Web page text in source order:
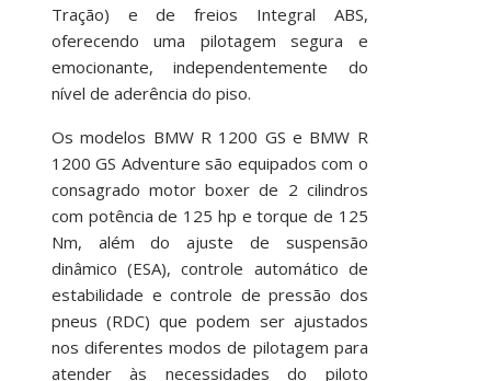
Tração) e de freios Integral ABS,
oferecendo uma pilotagem segura e
emocionante, independentemente do
nível de aderência do piso.
Os modelos BMW R 1200 GS e BMW R
1200 GS Adventure são equipados com o
consagrado motor boxer de 2 cilindros
com potência de 125 hp e torque de 125
Nm, além do ajuste de suspensão
dinâmico (ESA), controle automático de
estabilidade e controle de pressão dos
pneus (RDC) que podem ser ajustados
nos diferentes modos de pilotagem para
atender às necessidades do piloto